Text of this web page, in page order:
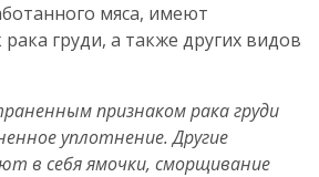
мяса, имеют
груди, а также других видов
признаком рака груди
уплотнение. Другие
в себя ямочки, сморщивание